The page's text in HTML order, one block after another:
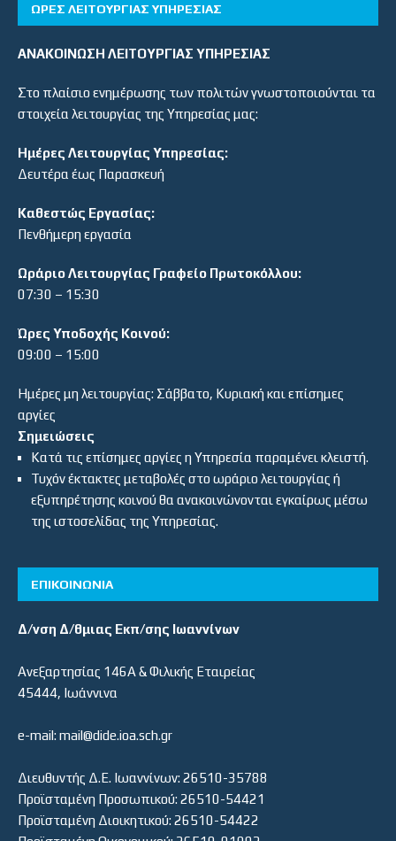
ΏΡΕΣ ΛΕΙΤΟΥΡΓΊΑΣ ΥΠΗΡΕΣΊΑΣ
ΑΝΑΚΟΙΝΩΣΗ ΛΕΙΤΟΥΡΓΙΑΣ ΥΠΗΡΕΣΙΑΣ
Στο πλαίσιο ενημέρωσης των πολιτών γνωστοποιούνται τα
στοιχεία λειτουργίας της Υπηρεσίας μας:
Ημέρες Λειτουργίας Υπηρεσίας:
Δευτέρα έως Παρασκευή
Καθεστώς Εργασίας:
Πενθήμερη εργασία
Ωράριο Λειτουργίας Γραφείο Πρωτοκόλλου:
07:30 – 15:30
Ώρες Υποδοχής Κοινού:
09:00 – 15:00
Ημέρες μη λειτουργίας: Σάββατο, Κυριακή και επίσημες
αργίες
Σημειώσεις
Κατά τις επίσημες αργίες η Υπηρεσία παραμένει κλειστή.
Τυχόν έκτακτες μεταβολές στο ωράριο λειτουργίας ή
εξυπηρέτησης κοινού θα ανακοινώνονται εγκαίρως μέσω
της ιστοσελίδας της Υπηρεσίας.
ΕΠΙΚΟΙΝΩΝΙΑ
Δ/νση Δ/θμιας Εκπ/σης Ιωαννίνων
Ανεξαρτησίας 146Α & Φιλικής Εταιρείας
45444, Ιωάννινα
e-mail: mail@dide.ioa.sch.gr
Διευθυντής Δ.Ε. Ιωαννίνων: 26510-35788
Προϊσταμένη Προσωπικού: 26510-54421
Προϊσταμένη Διοικητικού: 26510-54422